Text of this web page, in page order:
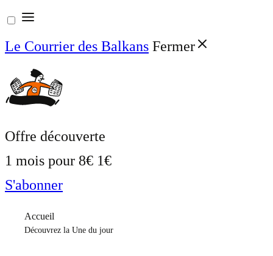
Aller
au
contenu
Le Courrier des Balkans Fermer
Offre découverte
1 mois pour 8€ 1€
S'abonner
Accueil
Découvrez la Une du jour